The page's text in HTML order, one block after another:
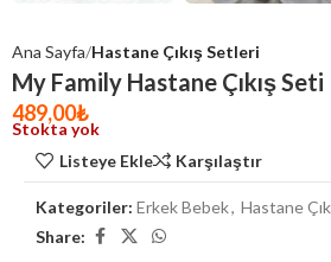
Ana Sayfa Hastane Çıkış Setleri
My Family Hastane Çıkış Seti
489,00₺
Stokta yok
Listeye Ekle
Karşılaştır
Kategoriler: Erkek Bebek, Hastane
Share: